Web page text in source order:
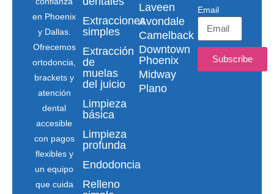
en Phoenix
y Dallas.
Ofrecemos
ortodoncia,
brackets y
atención
dental
accesible
con pagos
flexibles y
un equipo
que cuida
Extracciones
simples
Extracción
de
muelas
del juicio
Limpieza
básica
Limpieza
profunda
Endodoncia
Relleno
Laveen
Avondale
Camelback
Downtown
Phoenix
Midway
Plano
Email
Subscribe